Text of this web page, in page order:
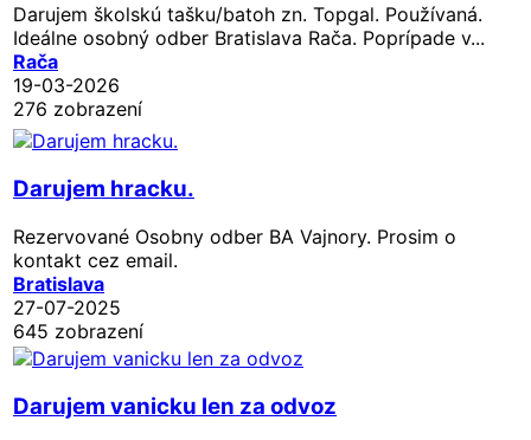
Darujem školskú tašku/batoh zn. Topgal. Používaná.
Ideálne osobný odber Bratislava Rača. Poprípade v...
Rača
19-03-2026
276 zobrazení
Darujem hracku.
Rezervované Osobny odber BA Vajnory. Prosim o
kontakt cez email.
Bratislava
27-07-2025
645 zobrazení
Darujem vanicku len za odvoz